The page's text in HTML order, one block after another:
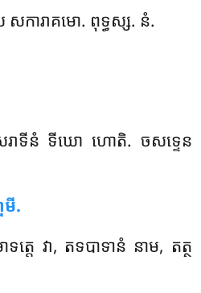
សការាគមោ. ពុទ្ធស្ស. នំ.
ទីនំ ទីឃោ ហោតិ. ចសទ្ទេន
មី.
ត្តេ វា, តទបាទានំ នាម, តត្ថ